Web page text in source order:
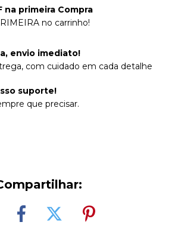
na primeira Compra
no carrinho!
envio imediato!
com cuidado em cada detalhe
suporte!
que precisar.